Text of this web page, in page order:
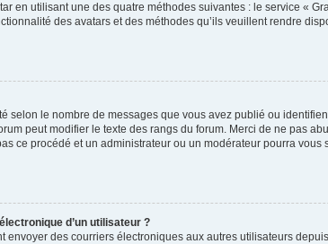
en utilisant une des quatre méthodes suivantes : le service «
des avatars et des méthodes qu’ils veuillent rendre
selon le nombre de messages que vous avez publié ou
peut modifier le texte des rangs du forum. Merci de ne pas
ce procédé et un administrateur ou un modérateur pourra
d’un utilisateur ?
des courriers électroniques aux autres utilisateurs